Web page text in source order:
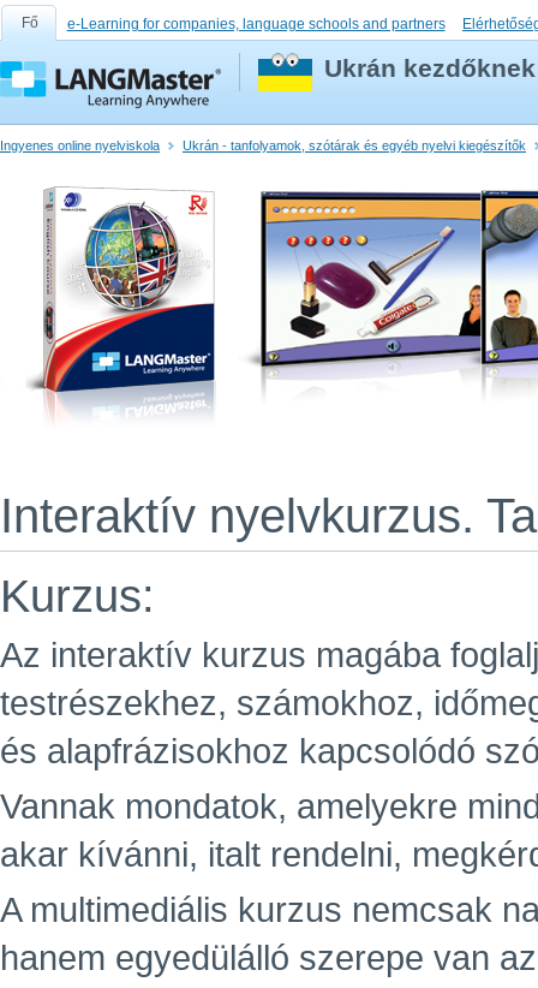
Fő e-Learning for companies, language schools and partners
Ukrán
Ingyenes online nyelviskola Ukrán - tanfolyamok, szótárak és egyéb nyelvi kiegészítők
Interaktív nyelvkurzus.
Kurzus:
Az interaktív kurzus magába
testrészekhez, számokhoz,
és alapfrázisokhoz kapcsolódó
Vannak mondatok, amelyekre
akar kívánni, italt rendelni,
A multimediális kurzus nemcsak
hanem egyedülálló szerepe van